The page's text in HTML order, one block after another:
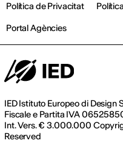
IED Istituto Europeo di Design
Fiscale e Partita IVA
Int. Vers. € 3.000.000
Reserved
Política de Privacitat
Portal Agències